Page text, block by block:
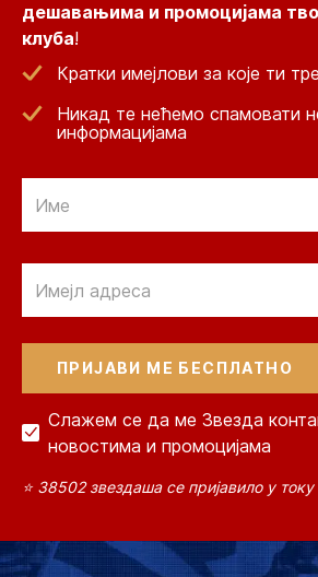
дешавањима и промоцијама
клуба!
Кратки имејлови за које ти
Никад те нећемо спамовати
информацијама
Слажем се да ме Звезда
новостима и промоцијама
⭐ 38502 звездаша се пријавило у